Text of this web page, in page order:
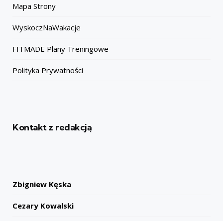
Mapa Strony
WyskoczNaWakacje
FITMADE Plany Treningowe
Polityka Prywatności
Kontakt z redakcją
Zbigniew Kęska
Cezary Kowalski